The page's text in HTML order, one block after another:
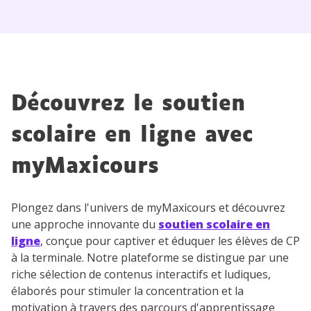
Découvrez le soutien
scolaire en ligne avec
myMaxicours
Plongez dans l'univers de myMaxicours et découvrez
une approche innovante du soutien scolaire en
ligne, conçue pour captiver et éduquer les élèves de CP
à la terminale. Notre plateforme se distingue par une
riche sélection de contenus interactifs et ludiques,
élaborés pour stimuler la concentration et la
motivation à travers des parcours d'apprentissage
en savoir plus sur la gestion de vos données
consulternotre charte